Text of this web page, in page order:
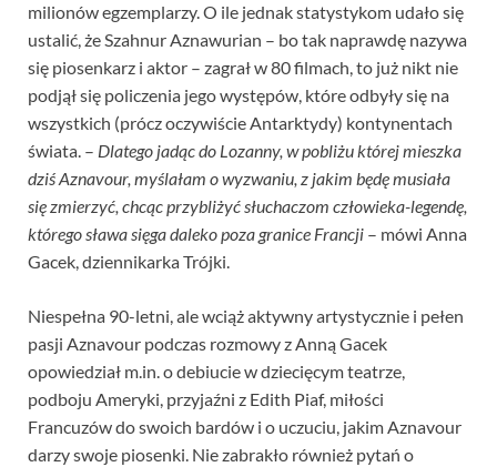
milionów egzemplarzy. O ile jednak statystykom udało się
ustalić, że Szahnur Aznawurian – bo tak naprawdę nazywa
się piosenkarz i aktor – zagrał w 80 filmach, to już nikt nie
podjął się policzenia jego występów, które odbyły się na
wszystkich (prócz oczywiście Antarktydy) kontynentach
świata. – Dlatego jadąc do Lozanny, w pobliżu której mieszka
dziś Aznavour, myślałam o wyzwaniu, z jakim będę musiała
się zmierzyć, chcąc przybliżyć słuchaczom człowieka-legendę,
którego sława sięga daleko poza granice Francji – mówi Anna
Gacek, dziennikarka Trójki.
Niespełna 90-letni, ale wciąż aktywny artystycznie i pełen
pasji Aznavour podczas rozmowy z Anną Gacek
opowiedział m.in. o debiucie w dziecięcym teatrze,
podboju Ameryki, przyjaźni z Edith Piaf, miłości
Francuzów do swoich bardów i o uczuciu, jakim Aznavour
darzy swoje piosenki. Nie zabrakło również pytań o